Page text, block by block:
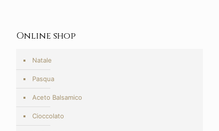
Online shop
Natale
Pasqua
Aceto Balsamico
Cioccolato